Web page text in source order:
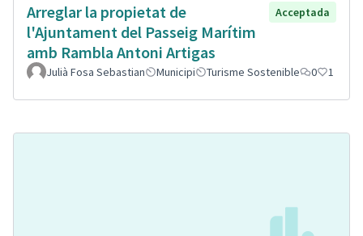
Arreglar la propietat de
l'Ajuntament del Passeig Marítim
amb Rambla Antoni Artigas
Acceptada
Julià Fosa Sebastian Municipi Turisme Sostenible 0 1